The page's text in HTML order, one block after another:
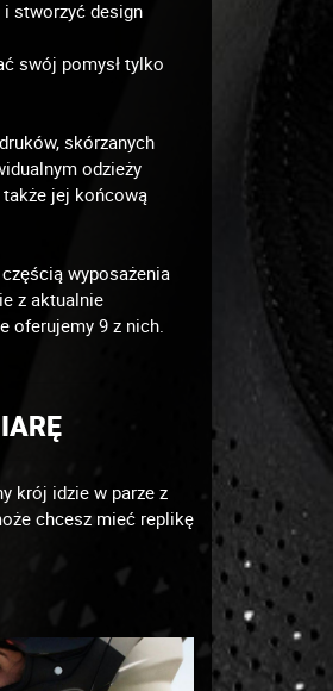
i stworzyć design
swój pomysł tylko
skórzanych
odzieży
jej końcową
wyposażenia
z aktualnie
oferujemy 9 z nich.
krój idzie w parze z
chcesz mieć replikę